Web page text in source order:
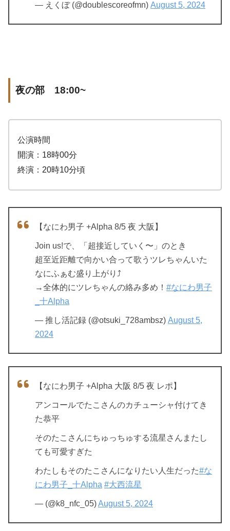
— えくぼ (@doublescoreofmn) August 5, 2024
夜の部 18:00~
公演時間
開演：18時00分
終演：20時10分頃
【なにわ男子 +Alpha 8/5 夜 大阪】
Join us!で、「超接近していく〜」のとき
超至近距離で向かい合って歌うツレちゃんいた
なにふぁむ盛り上がり⤴︎
→全体的にツレちゃんの絡み多め！ #なにわ男子
_十Alpha
— 推し活記録 (@otsuki_728ambsz) August 5,
2024
【なにわ男子 +Alpha 大阪 8/5 夜 レポ】
アンコールでたこさんのカチューシャ付けてき
た恭平
そのたこさんにちゅっちゅする流星さんまたし
ても可愛すぎた
わたしもそのたこさんになりたい人生だった#な
にわ男子_十Alpha #大西流星
— (@k8_nfc_05)August 5, 2024